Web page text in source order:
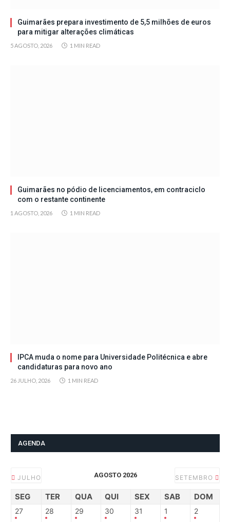
Guimarães prepara investimento de 5,5 milhões de euros
para mitigar alterações climáticas
5 AGOSTO, 2026 1 MIN READ
Guimarães no pódio de licenciamentos, em contraciclo
com o restante continente
1 AGOSTO, 2026 1 MIN READ
IPCA muda o nome para Universidade Politécnica e abre
candidaturas para novo ano
26 JULHO, 2026 1 MIN READ
AGENDA
JULHO AGOSTO 2026 SETEMBRO
SEG TER QUA QUI SEX SAB DOM
27 28 29 30 31 1 2